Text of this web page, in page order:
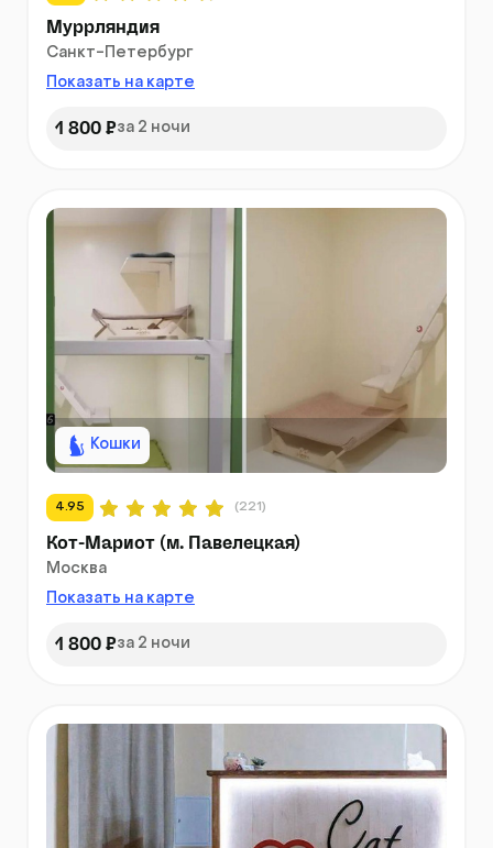
Муррляндия
Санкт-Петербург
Показать на карте
1 800 ₽за 2 ночи
Кошки
4.95 (221)
Кот-Мариот (м. Павелецкая)
Москва
Показать на карте
1 800 ₽за 2 ночи